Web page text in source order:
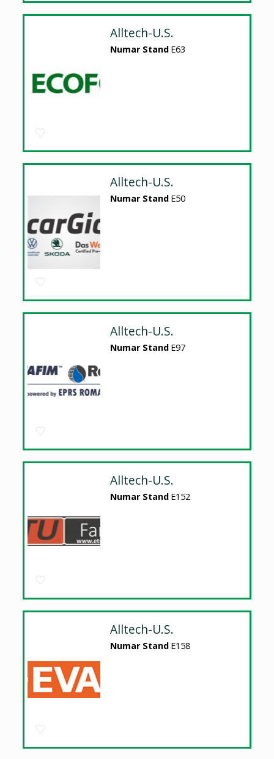
Alltech-U.S.
Numar Stand E63
Alltech-U.S.
Numar Stand E50
Alltech-U.S.
Numar Stand E97
Alltech-U.S.
Numar Stand E152
Alltech-U.S.
Numar Stand E158